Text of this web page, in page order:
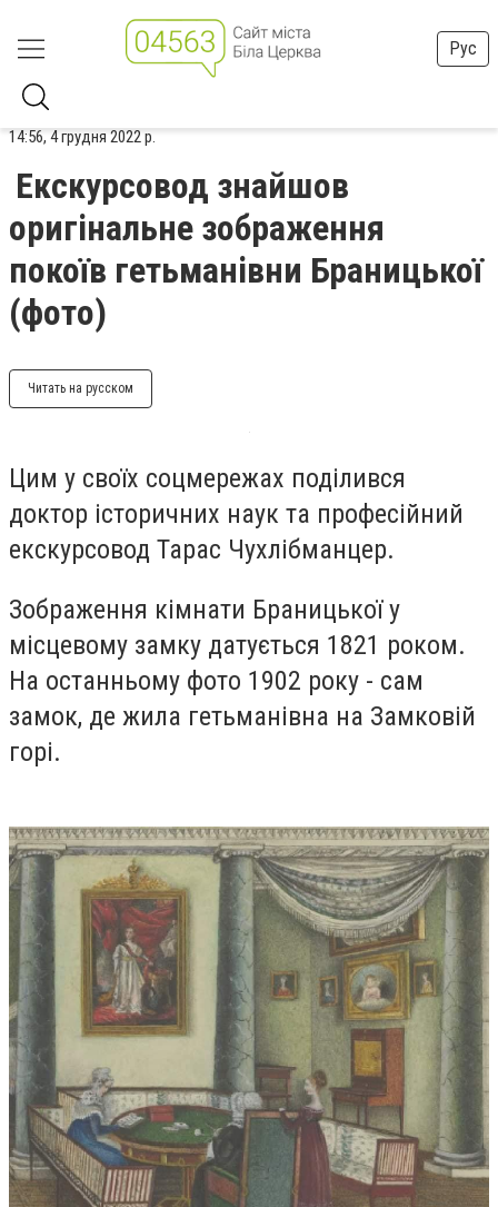
Рус
14:56, 4 грудня 2022 р.
Екскурсовод знайшов
оригінальне зображення
покоїв гетьманівни Браницької
(фото)
Читать на русском
Цим у своїх соцмережах поділився
доктор історичних наук та професійний
екскурсовод Тарас Чухлібманцер.
Зображення кімнати Браницької у
місцевому замку датується 1821 роком.
На останньому фото 1902 року - сам
замок, де жила гетьманівна на Замковій
горі.